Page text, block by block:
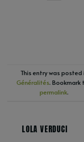
This entry was posted
Généralités. Bookmark
permalink.
LOLA VERDUCI